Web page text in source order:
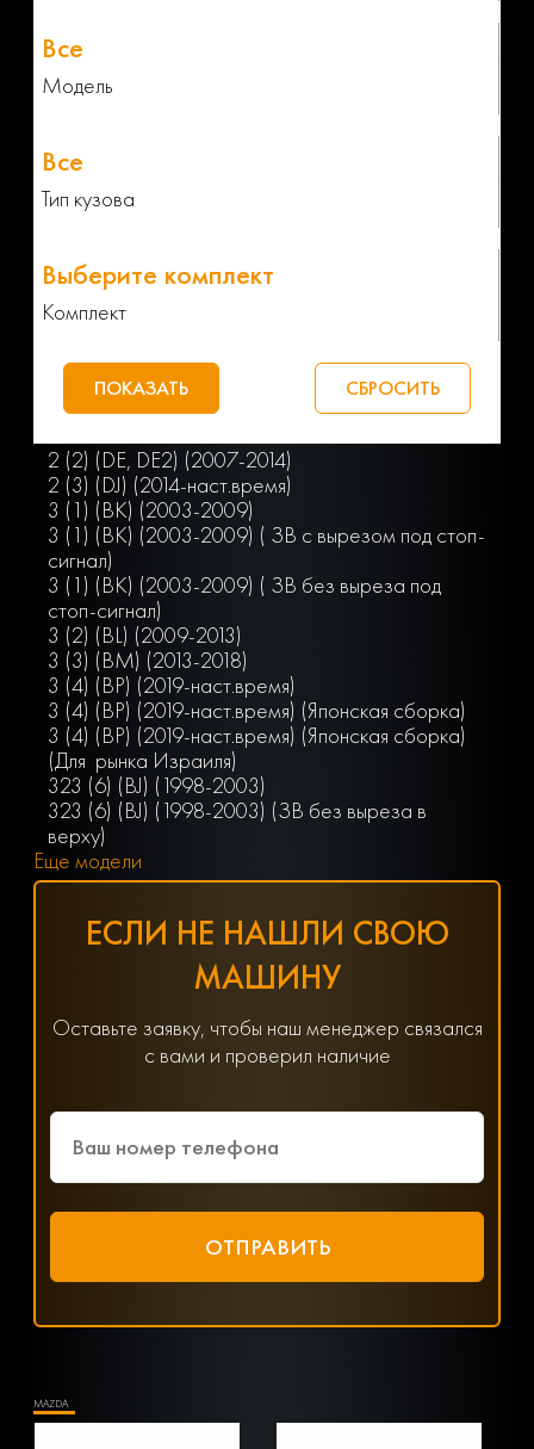
Модель
Тип кузова
Комплект
2 (2) (DE, DE2) (2007-2014)
2 (3) (DJ) (2014-наст.время)
3 (1) (BK) (2003-2009)
3 (1) (BK) (2003-2009) ( ЗВ с вырезом под стоп-
сигнал)
3 (1) (ВК) (2003-2009) ( ЗВ без выреза под
стоп-сигнал)
3 (2) (BL) (2009-2013)
3 (3) (BM) (2013-2018)
3 (4) (BР) (2019-наст.время)
3 (4) (BР) (2019-наст.время) (Японская сборка)
3 (4) (BР) (2019-наст.время) (Японская сборка)
(Для рынка Израиля)
323 (6) (BJ) (1998-2003)
323 (6) (BJ) (1998-2003) (ЗВ без выреза в
верху)
Еще модели
ЕСЛИ НЕ НАШЛИ СВОЮ
МАШИНУ
Оставьте заявку, чтобы наш менеджер связался
с вами и проверил наличие
MAZDA